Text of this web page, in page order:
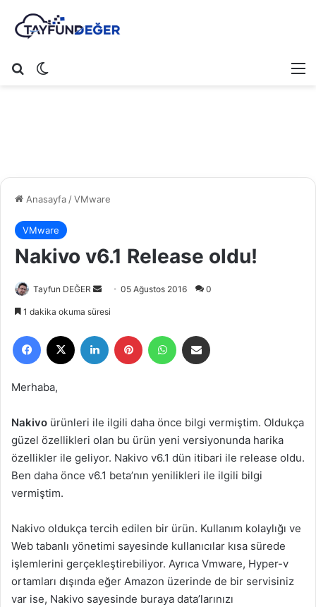
Arama yap ...
Anasayfa/VMware
VMware
Nakivo v6.1 Release oldu!
Tayfun DEĞER
e
-
t
a
g
ö
e
r
m
e
k
05 Ağustos 2016 0
1 dakika okuma süresi
Merhaba,
Nakivo ürünleri ile ilgili daha önce bilgi vermiştim. Oldukça
güzel özellikleri olan bu ürün yeni versiyonunda harika
özellikler ile geliyor. Nakivo v6.1 dün itibari ile release oldu.
Ben daha önce v6.1 beta’nın yenilikleri ile ilgili bilgi
vermiştim.
Nakivo oldukça tercih edilen bir ürün. Kullanım kolaylığı ve
Web tabanlı yönetimi sayesinde kullanıcılar kısa sürede
işlemlerini gerçekleştirebiliyor. Ayrıca Vmware, Hyper-v
ortamları dışında eğer Amazon üzerinde de bir servisiniz
var ise, Nakivo sayesinde buraya data’larınızı